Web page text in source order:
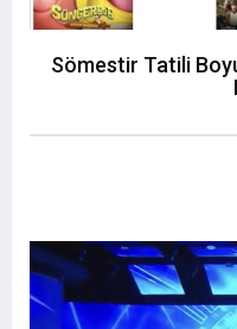
Sömestir Tatili